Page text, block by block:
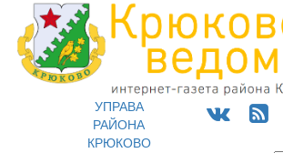
УПРАВА
РАЙОНА
КРЮКОВО